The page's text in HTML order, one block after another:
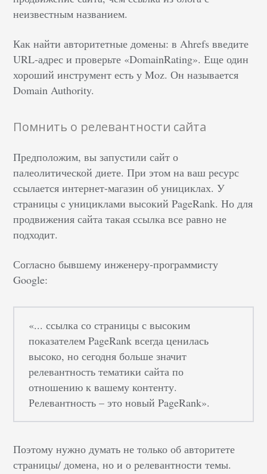
неизвестным названием.
Как найти авторитетные домены: в Ahrefs введите
URL-адрес и проверьте «DomainRating». Еще один
хороший инструмент есть у Moz. Он называется
Domain Authority.
Помнить о релевантности сайта
Предположим, вы запустили сайт о
палеолитической диете. При этом на ваш ресурс
ссылается интернет-магазин об унициклах. У
страницы c унициклами высокий PageRank. Но для
продвижения сайта такая ссылка все равно не
подходит.
Согласно бывшему инженеру-программисту
Google:
«... ссылка со страницы с высоким
показателем PageRank всегда ценилась
высоко, но сегодня больше значит
релевантность тематики сайта по
отношению к вашему контенту.
Релевантность – это новый PageRank».
Поэтому нужно думать не только об авторитете
страницы/ домена, но и о релевантности темы.